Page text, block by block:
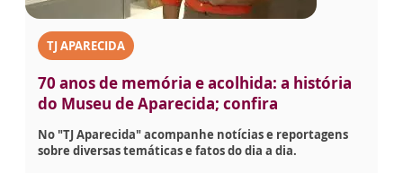
TJ APARECIDA
70 anos de memória e acolhida: a história
do Museu de Aparecida; confira
No "TJ Aparecida" acompanhe notícias e reportagens
sobre diversas temáticas e fatos do dia a dia.